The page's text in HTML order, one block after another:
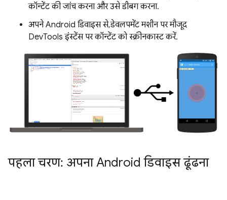
कॉन्टेंट की जांच करना और उसे डीबग करना.
अपने Android डिवाइस से, डेवलपमेंट मशीन पर मौजूद
DevTools इंस्टेंस पर कॉन्टेंट को स्क्रीनकास्ट करें.
पहला चरण: अपना Android डिवाइस ढूंढना